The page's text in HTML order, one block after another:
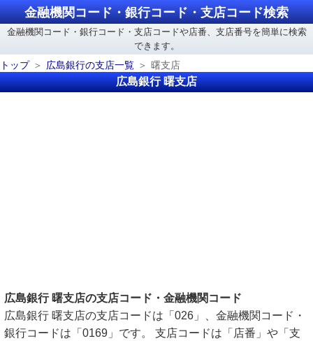
金融機関コード・銀行コード・支店コード検索
金融機関コード・銀行コード・支店コードや店番、支店番号を簡単に検索
できます。
トップ
広島銀行の支店一覧 曙支店
広島銀行 曙支店
広島銀行 曙支店の支店コード・金融機関コード
広島銀行 曙支店の支店コードは「026」、金融機関コード・
銀行コードは「0169」です。 支店コードは「店番」や「支